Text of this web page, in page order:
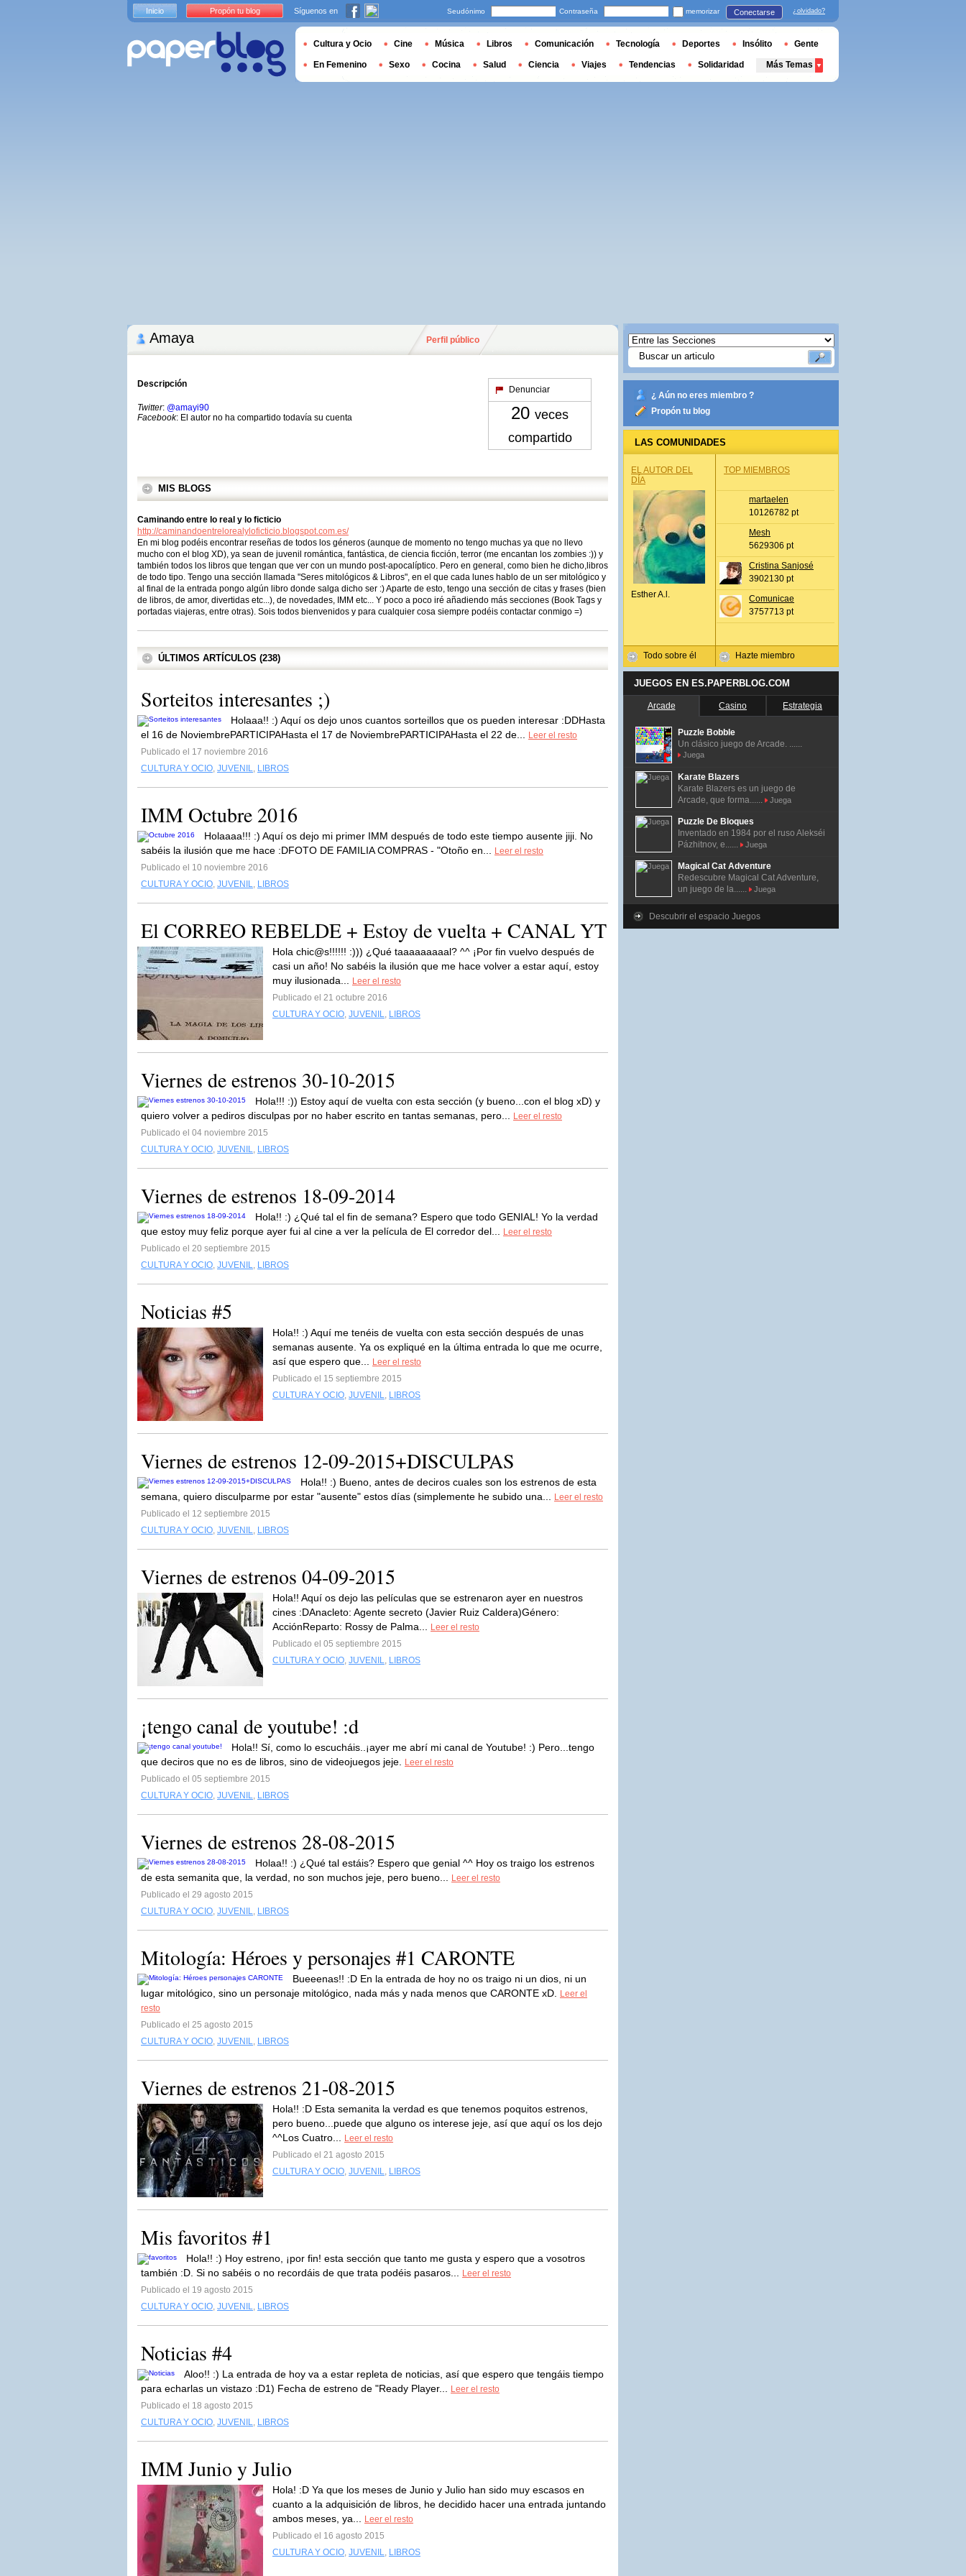
Amaya Perfil público
Descripción
Twitter: @amayi90
Facebook: El autor no ha compartido todavía su cuenta
Denunciar
20 veces
compartido
MIS BLOGS
Caminando entre lo real y lo ficticio
http://caminandoentrelorealyloficticio.blogspot.com.es/
En mi blog podéis encontrar reseñas de todos los géneros (aunque de momento no tengo muchas ya que no llevo
mucho con el blog XD), ya sean de juvenil romántica, fantástica, de ciencia ficción, terror (me encantan los zombies :)) y
también todos los libros que tengan que ver con un mundo post-apocalíptico. Pero en general, como bien he dicho,libros
de todo tipo. Tengo una sección llamada "Seres mitológicos & Libros", en el que cada lunes hablo de un ser mitológico y
al final de la entrada pongo algún libro donde salga dicho ser :) Aparte de esto, tengo una sección de citas y frases (bien
de libros, de amor, divertidas etc...), de novedades, IMM etc... Y poco a poco iré añadiendo más secciones (Book Tags y
portadas viajeras, entre otras). Sois todos bienvenidos y para cualquier cosa siempre podéis contactar conmigo =)
ÚLTIMOS ARTÍCULOS (238)
Sorteitos interesantes ;)
Holaaa!! :) Aquí os dejo unos cuantos sorteillos que os pueden interesar :DDHasta
el 16 de NoviembrePARTICIPAHasta el 17 de NoviembrePARTICIPAHasta el 22 de...
Leer el resto
Publicado el 17 noviembre 2016
CULTURA Y OCIO, JUVENIL, LIBROS
IMM Octubre 2016
Holaaaa!!! :) Aquí os dejo mi primer IMM después de todo este tiempo ausente jiji. No
sabéis la ilusión que me hace :DFOTO DE FAMILIA COMPRAS - "Otoño en...
Leer el resto
Publicado el 10 noviembre 2016
CULTURA Y OCIO, JUVENIL, LIBROS
El CORREO REBELDE + Estoy de vuelta + CANAL YT
Hola chic@s!!!!!! :))) ¿Qué taaaaaaaaal? ^^ ¡Por fin vuelvo después de
casi un año! No sabéis la ilusión que me hace volver a estar aquí, estoy
muy ilusionada...
Leer el resto
Publicado el 21 octubre 2016
CULTURA Y OCIO, JUVENIL, LIBROS
Viernes de estrenos 30-10-2015
Hola!!! :)) Estoy aquí de vuelta con esta sección (y bueno...con el blog xD) y
quiero volver a pediros disculpas por no haber escrito en tantas semanas, pero...
Leer el resto
Publicado el 04 noviembre 2015
CULTURA Y OCIO, JUVENIL, LIBROS
Viernes de estrenos 18-09-2014
Hola!! :) ¿Qué tal el fin de semana? Espero que todo GENIAL! Yo la verdad
que estoy muy feliz porque ayer fui al cine a ver la película de El corredor del...
Leer el resto
Publicado el 20 septiembre 2015
CULTURA Y OCIO, JUVENIL, LIBROS
Noticias #5
Hola!! :) Aquí me tenéis de vuelta con esta sección después de unas
semanas ausente. Ya os expliqué en la última entrada lo que me ocurre,
así que espero que...
Leer el resto
Publicado el 15 septiembre 2015
CULTURA Y OCIO, JUVENIL, LIBROS
Viernes de estrenos 12-09-2015+DISCULPAS
Hola!! :) Bueno, antes de deciros cuales son los estrenos de esta
semana, quiero disculparme por estar "ausente" estos días (simplemente he subido una...
Leer el resto
Publicado el 12 septiembre 2015
CULTURA Y OCIO, JUVENIL, LIBROS
Viernes de estrenos 04-09-2015
Hola!! Aquí os dejo las películas que se estrenaron ayer en nuestros
cines :DAnacleto: Agente secreto (Javier Ruiz Caldera)Género:
AcciónReparto: Rossy de Palma...
Leer el resto
Publicado el 05 septiembre 2015
CULTURA Y OCIO, JUVENIL, LIBROS
¡tengo canal de youtube! :d
Hola!! Sí, como lo escucháis..¡ayer me abrí mi canal de Youtube! :) Pero...tengo
que deciros que no es de libros, sino de videojuegos jeje.
Leer el resto
Publicado el 05 septiembre 2015
CULTURA Y OCIO, JUVENIL, LIBROS
Viernes de estrenos 28-08-2015
Holaa!! :) ¿Qué tal estáis? Espero que genial ^^ Hoy os traigo los estrenos
de esta semanita que, la verdad, no son muchos jeje, pero bueno...
Leer el resto
Publicado el 29 agosto 2015
CULTURA Y OCIO, JUVENIL, LIBROS
Mitología: Héroes y personajes #1 CARONTE
Bueeenas!! :D En la entrada de hoy no os traigo ni un dios, ni un
lugar mitológico, sino un personaje mitológico, nada más y nada menos que CARONTE xD.
Leer el
resto
Publicado el 25 agosto 2015
CULTURA Y OCIO, JUVENIL, LIBROS
Viernes de estrenos 21-08-2015
Hola!! :D Esta semanita la verdad es que tenemos poquitos estrenos,
pero bueno...puede que alguno os interese jeje, así que aquí os los dejo
^^Los Cuatro...
Leer el resto
Publicado el 21 agosto 2015
CULTURA Y OCIO, JUVENIL, LIBROS
Mis favoritos #1
Hola!! :) Hoy estreno, ¡por fin! esta sección que tanto me gusta y espero que a vosotros
también :D. Si no sabéis o no recordáis de que trata podéis pasaros...
Leer el resto
Publicado el 19 agosto 2015
CULTURA Y OCIO, JUVENIL, LIBROS
Noticias #4
Aloo!! :) La entrada de hoy va a estar repleta de noticias, así que espero que tengáis tiempo
para echarlas un vistazo :D1) Fecha de estreno de "Ready Player...
Leer el resto
Publicado el 18 agosto 2015
CULTURA Y OCIO, JUVENIL, LIBROS
IMM Junio y Julio
Hola! :D Ya que los meses de Junio y Julio han sido muy escasos en
cuanto a la adquisición de libros, he decidido hacer una entrada juntando
ambos meses, ya...
Leer el resto
Publicado el 16 agosto 2015
CULTURA Y OCIO, JUVENIL, LIBROS
¿ Aún no eres miembro ?
Propón tu blog
LAS COMUNIDADES
EL AUTOR DEL
DÍA
Esther A.l.
Todo sobre él
TOP MIEMBROS
martaelen
10126782 pt
Mesh
5629306 pt
Cristina Sanjosé
3902130 pt
Comunicae
3757713 pt
Hazte miembro
JUEGOS EN ES.PAPERBLOG.COM
Arcade Casino Estrategia
Puzzle Bobble
Un clásico juego de Arcade. ......
Juega
Karate Blazers
Karate Blazers es un juego de
Arcade, que forma......
Juega
Puzzle De Bloques
Inventado en 1984 por el ruso Alekséi
Pázhitnov, e......
Juega
Magical Cat Adventure
Redescubre Magical Cat Adventure,
un juego de la......
Juega
Descubrir el espacio Juegos
Inicio Propón tu blog Síguenos en Seudónimo Contraseña memorizar Conectarse ¿olvidado?
Cultura y Ocio Cine Música Libros Comunicación Tecnología Deportes Insólito Gente
En Femenino Sexo Cocina Salud Ciencia Viajes Tendencias Solidaridad Más Temas